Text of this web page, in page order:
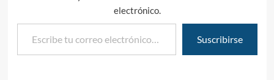
electrónico.
Escribe tu correo electrónico…
Suscribirse